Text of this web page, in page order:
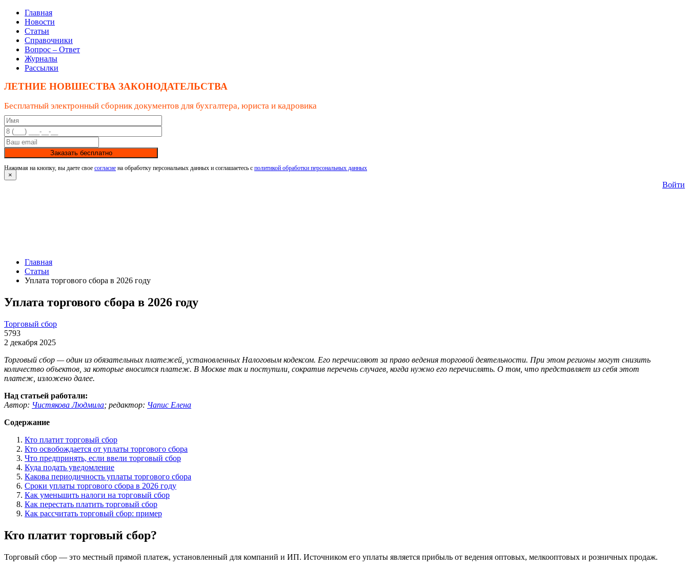
Главная
Новости
Статьи
Справочники
Вопрос – Ответ
Журналы
Рассылки
ЛЕТНИЕ НОВШЕСТВА ЗАКОНОДАТЕЛЬСТВА
Бесплатный электронный сборник документов для бухгалтера, юриста и кадровика
Заказать бесплатно
Нажимая на кнопку, вы даете свое согласие на обработку персональных данных и соглашаетесь с политикой обработки персональных данных
×
Войти
Главная
Статьи
Уплата торгового сбора в 2026 году
Уплата торгового сбора в 2026 году
Торговый сбор
5793
2 декабря 2025
Торговый сбор — один из обязательных платежей, установленных Налоговым кодексом. Его перечисляют за право ведения торговой деятельности. При этом регионы могут снизить
количество объектов, за которые вносится платеж. В Москве так и поступили, сократив перечень случаев, когда нужно его перечислять. О том, что представляет из себя этот
платеж, изложено далее.
Над статьей работали:
Автор: Чистякова Людмила; редактор: Чапис Елена
Содержание
Кто платит торговый сбор
Кто освобождается от уплаты торгового сбора
Что предпринять, если ввели торговый сбор
Куда подать уведомление
Какова периодичность уплаты торгового сбора
Сроки уплаты торгового сбора в 2026 году
Как уменьшить налоги на торговый сбор
Как перестать платить торговый сбор
Как рассчитать торговый сбор: пример
Кто платит торговый сбор?
Торговый сбор — это местный прямой платеж, установленный для компаний и ИП. Источником его уплаты является прибыль от ведения оптовых, мелкооптовых и розничных продаж.